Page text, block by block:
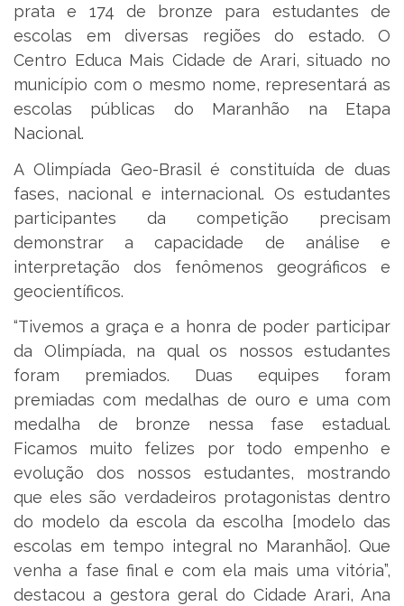
prata e 174 de bronze para estudantes de
escolas em diversas regiões do estado. O
Centro Educa Mais Cidade de Arari, situado no
município com o mesmo nome, representará as
escolas públicas do Maranhão na Etapa
Nacional.
A Olimpíada Geo-Brasil é constituída de duas
fases, nacional e internacional. Os estudantes
participantes da competição precisam
demonstrar a capacidade de análise e
interpretação dos fenômenos geográficos e
geocientíficos.
“Tivemos a graça e a honra de poder participar
da Olimpíada, na qual os nossos estudantes
foram premiados. Duas equipes foram
premiadas com medalhas de ouro e uma com
medalha de bronze nessa fase estadual.
Ficamos muito felizes por todo empenho e
evolução dos nossos estudantes, mostrando
que eles são verdadeiros protagonistas dentro
do modelo da escola da escolha [modelo das
escolas em tempo integral no Maranhão]. Que
venha a fase final e com ela mais uma vitória”,
destacou a gestora geral do Cidade Arari, Ana